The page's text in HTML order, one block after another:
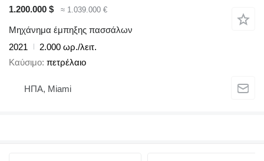
1.200.000 $
≈ 1.039.000 €
Μηχάνημα έμπηξης πασσάλων
2021
2.000 ωρ./λειτ.
Καύσιμο πετρέλαιο
ΗΠΑ, Miami